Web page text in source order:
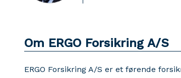
Om ERGO Forsikring A/S
ERGO Forsikring A/S er et førende